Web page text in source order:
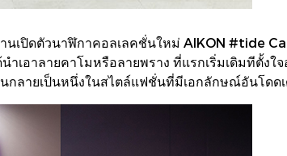
นเปิดตัวนาฬิกาคอลเลคชั่นใหม่ AIKON #tide
อาลายคาโมหรือลายพราง ที่แรกเริ่มเดิมทีตั้งใ
ลายเป็นหนึ่งในสไตล์แฟชั่นที่มีเอกลักษณ์อันโดด